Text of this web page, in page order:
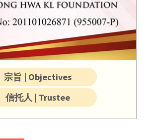
宗旨 | Objectives
信托人 | Trustee